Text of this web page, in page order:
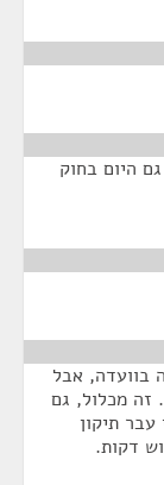
היום בחוק
בוועדה, אבל
זה מכלול, גם
תיקון
דקות.